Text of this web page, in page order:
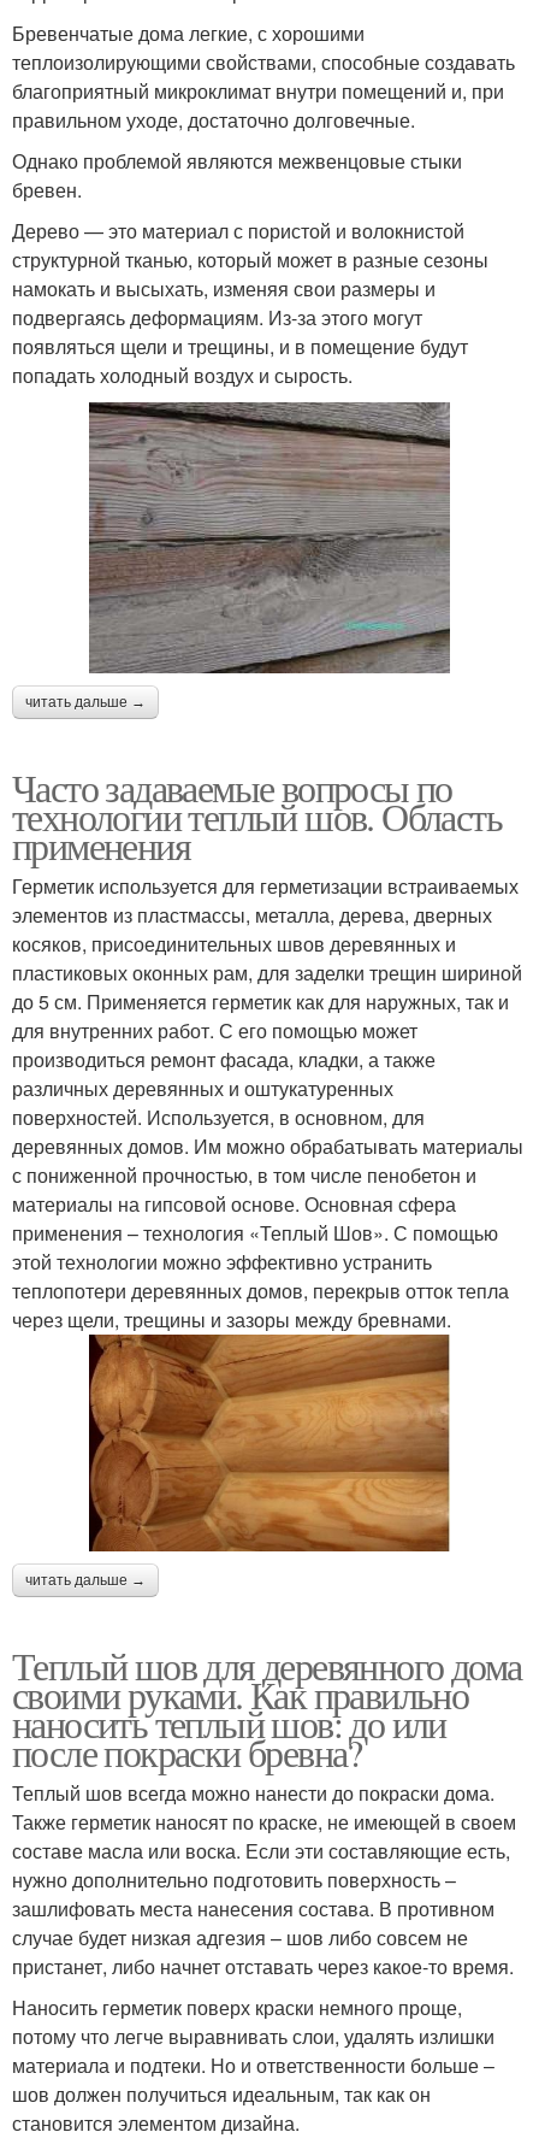
Бревенчатые дома легкие, с хорошими
теплоизолирующими свойствами, способные создавать
благоприятный микроклимат внутри помещений и, при
правильном уходе, достаточно долговечные.
Однако проблемой являются межвенцовые стыки
бревен.
Дерево — это материал с пористой и волокнистой
структурной тканью, который может в разные сезоны
намокать и высыхать, изменяя свои размеры и
подвергаясь деформациям. Из-за этого могут
появляться щели и трещины, и в помещение будут
попадать холодный воздух и сырость.
читать дальше →
Часто задаваемые вопросы по
технологии теплый шов. Область
применения
Герметик используется для герметизации встраиваемых
элементов из пластмассы, металла, дерева, дверных
косяков, присоединительных швов деревянных и
пластиковых оконных рам, для заделки трещин шириной
до 5 см. Применяется герметик как для наружных, так и
для внутренних работ. С его помощью может
производиться ремонт фасада, кладки, а также
различных деревянных и оштукатуренных
поверхностей. Используется, в основном, для
деревянных домов. Им можно обрабатывать материалы
с пониженной прочностью, в том числе пенобетон и
материалы на гипсовой основе. Основная сфера
применения – технология «Теплый Шов». С помощью
этой технологии можно эффективно устранить
теплопотери деревянных домов, перекрыв отток тепла
через щели, трещины и зазоры между бревнами.
читать дальше →
Теплый шов для деревянного дома
своими руками. Как правильно
наносить теплый шов: до или
после покраски бревна?
Теплый шов всегда можно нанести до покраски дома.
Также герметик наносят по краске, не имеющей в своем
составе масла или воска. Если эти составляющие есть,
нужно дополнительно подготовить поверхность –
зашлифовать места нанесения состава. В противном
случае будет низкая адгезия – шов либо совсем не
пристанет, либо начнет отставать через какое-то время.
Наносить герметик поверх краски немного проще,
потому что легче выравнивать слои, удалять излишки
материала и подтеки. Но и ответственности больше –
шов должен получиться идеальным, так как он
становится элементом дизайна.